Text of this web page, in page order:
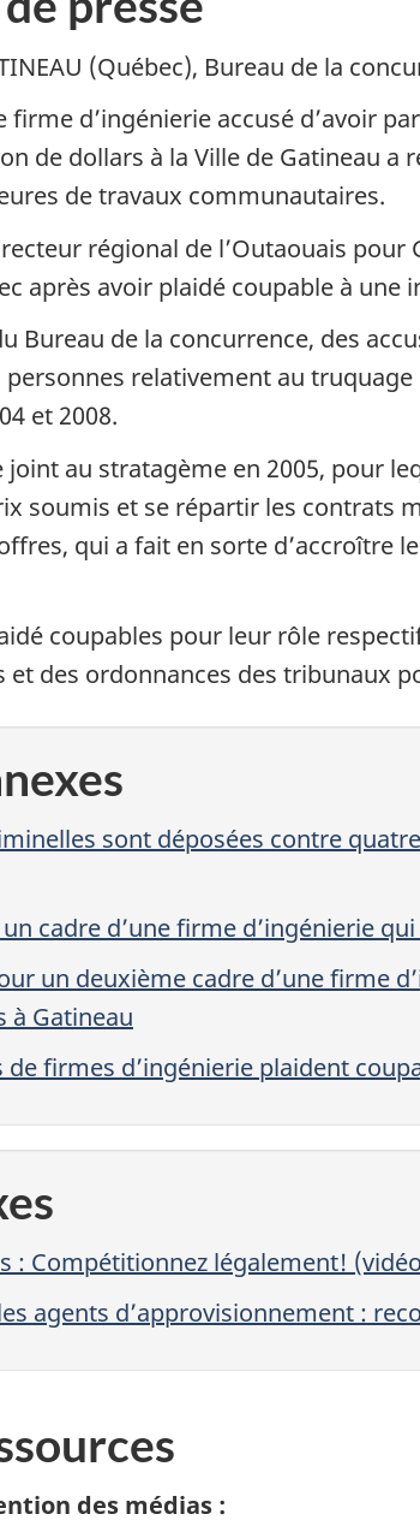
(Québec), Bureau de la
firme d’ingénierie accusé d’avoir
de dollars à la Ville de Gatineau
de travaux communautaires.
régional de l’Outaouais
après avoir plaidé coupable à
Bureau de la concurrence, des
relativement au
et 2008.
joint au stratagème en 2005, pour
soumis et se répartir les contrats
qui a fait en sorte d’accroître
coupables pour leur rôle
et des ordonnances des tribunaux
sont déposées contre
un cadre d’une firme d’ingénierie
un deuxième cadre d’une firme
à Gatineau
de firmes d’ingénierie plaident
: Compétitionnez légalement!
agents d’approvisionnement :
des médias :